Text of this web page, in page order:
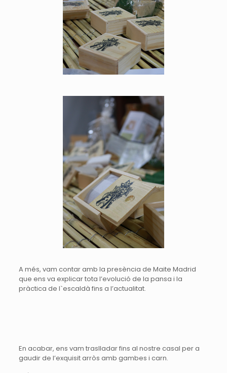
A més, vam contar amb la presència de Maite Madrid
que ens va explicar tota l’evolució de la pansa i la
pràctica de l`escaldà fins a l’actualitat.
En acabar, ens vam traslladar fins al nostre casal per a
gaudir de l’exquisit arròs amb gambes i carn.